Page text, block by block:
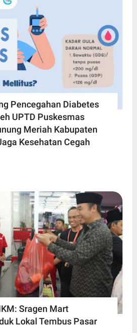
Pencegahan Diabetes
UPTD Puskesmas
Meriah Kabupaten
Kesehatan Cegah
Sragen Mart
Lokal Tembus Pasar